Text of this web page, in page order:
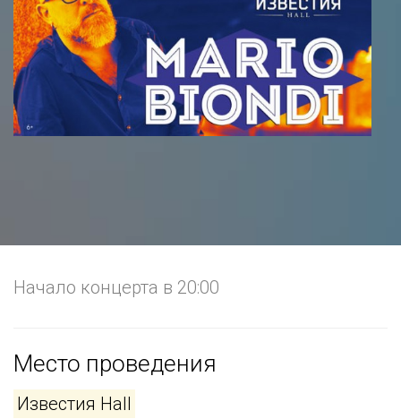
Начало концерта в 20:00
Место проведения
Известия Hall